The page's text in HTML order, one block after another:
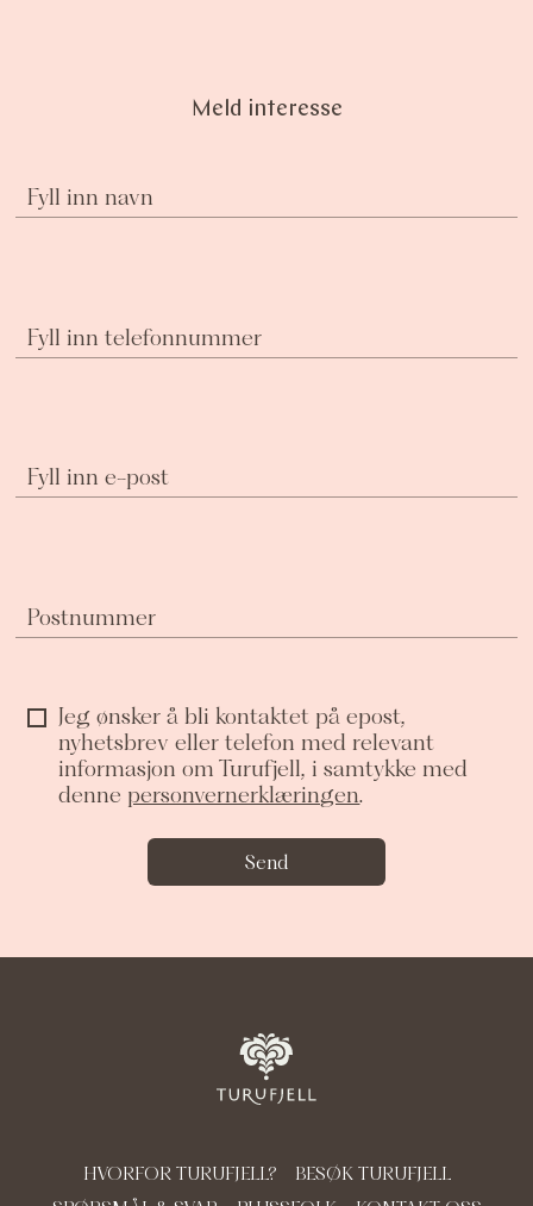
Meld interesse
Fyll inn navn
Fyll inn telefonnummer
Fyll inn e-post
Postnummer
Jeg ønsker å bli kontaktet på epost,
nyhetsbrev eller telefon med relevant
informasjon om Turufjell, i samtykke med
denne personvernerklæringen.
Send
HVORFOR TURUFJELL?
BESØK TURUFJELL